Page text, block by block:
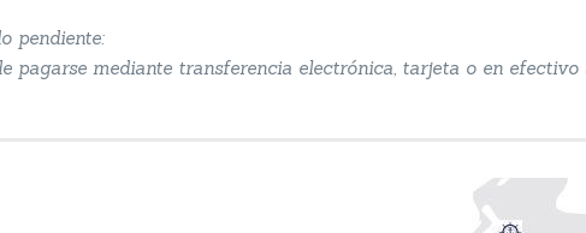
pendiente:
pagarse mediante transferencia electrónica, tarjeta o en efectivo